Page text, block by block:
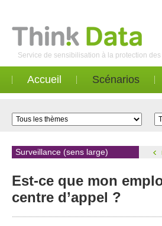
Service de sensibilisation à la protection
Accueil Scénarios
Surveillance (sens large)
Est-ce que mon
centre d’appel ?